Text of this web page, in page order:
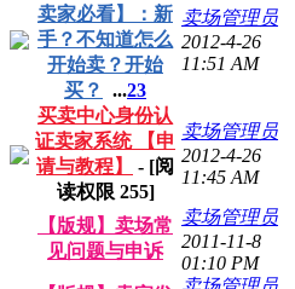
卖家必看】：新
手？不知道怎么
开始卖？开始
买？
...23
卖场管理员
2012-4-26
11:51 AM
买卖中心身份认
证卖家系统 【申
请与教程】
- [阅
读权限 255]
卖场管理员
2012-4-26
11:45 AM
【版规】卖场常
见问题与申诉
卖场管理员
2011-11-8
01:10 PM